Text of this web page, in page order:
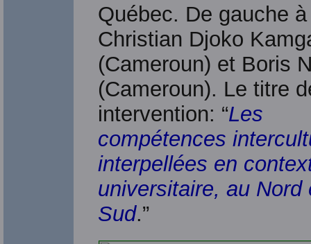
Québec. De gauche
Christian Djoko
(Cameroun) et Boris
(Cameroun). Le titre
intervention: “Les
compétences
interpellées en
universitaire, au Nord
Sud.”